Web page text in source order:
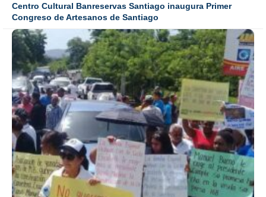
Centro Cultural Banreservas Santiago inaugura Primer
Congreso de Artesanos de Santiago